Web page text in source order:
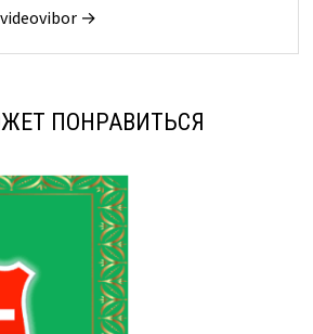
videovibor →
ПОНРАВИТЬСЯ